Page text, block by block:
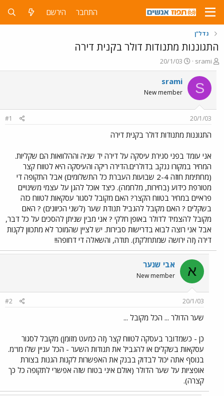
התחבר הירשם
נדל"ן
התגוננות מתנודות דולר בקנית דירה
פ
ו
ת
ח
ה
ש
א
srami
פ
ו
ר
ם
ר
20/1/03
S
srami
New member
20/1/03
#1
התגוננות מתנודות דולר בקנית דירה
אני עומד בפני סגירת עיסקה על דירה יד שניה וההלוואות הם שקליות.
המחיר במקורו ננקב בדולרים.הדירה ריקה והעיסקה היא לטווח קצר
(מחתימת חוזה 2-4 שבועות העברת כל התשלומים) אבל התקופה די
מטורפת כידוע (בחירות, מלחמה). כיצד אוכל להגן על עצמי משינויים
פראיים במחיר בטווח הקצר? האם מקובל לסגור עסקאות לטווח כזה
בשקלים ? האם מקובל להגביל תנודת שער (לשני הכיוונים) ? האם
מקובל להצמיד לדולר באופן חלקי ? אני מבין שניתן להסכים על כל דבר,
אבל אני רוצה לבוא בדרישות סבירות. יש לציין שהמוכר לא מתכוון לקנות
דירה (זה ירושה שמתחלקת). תודה, והשאלה די דחופה!!
א אבי שנער
New member
20/1/03
#2
שער הדולר ... הכל מקובל ...
כן - כשמדובר בעסקה לטווח קצר (זה כמעט מזומן) מקובל לסגור
עסקאות בשקלים או להגביל את תנודות השער - הכל עניין שלו מו"מ.
בנוסף אתה יכול לבדוק בבנק את האפשרות לקנות הגנות בצורת
אופציות על שער הדולר (אולם איני בטוח שזה אפשרי לתקופה כל כך
קצרה).